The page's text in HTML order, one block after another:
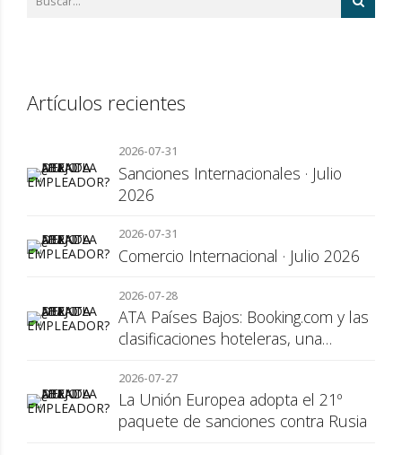
Artículos recientes
2026-07-31
Sanciones Internacionales · Julio
2026
2026-07-31
Comercio Internacional · Julio 2026
2026-07-28
ATA Países Bajos: Booking.com y las
clasificaciones hoteleras, una
consumidor
2026-07-27
La Unión Europea adopta el 21º
paquete de sanciones contra Rusia